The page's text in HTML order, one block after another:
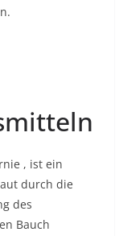
, ist ein
durch die
des
Bauch